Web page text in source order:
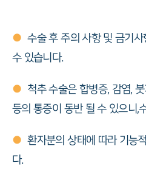
● 수술 후 주의 사항 및 금기
수 있습니다.
● 척추 수술은 합병증, 감염,
등의 통증이 동반 될 수 있으니,
● 환자분의 상태에 따라 기능
다.